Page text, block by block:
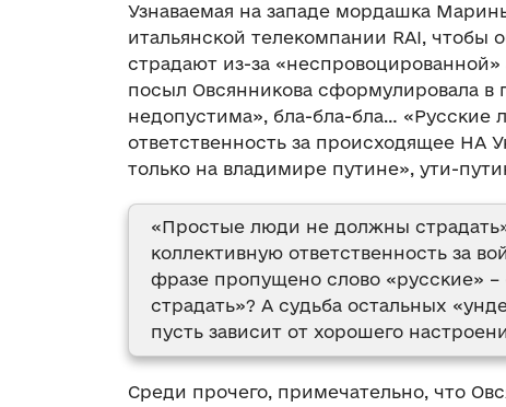
Узнаваемая на западе мордашка
итальянской телекомпании RAI, чтобы
страдают из-за
посыл Овсянникова сформулировала в
недопустима», бла-бла-бла…
ответственность за происходящее НА
только на владимире путине», ути-
«Простые люди не должны
коллективную ответственность за
фразе пропущено слово «русские»
страдать»? А судьба остальных
пусть зависит от хорошего
Среди прочего, примечательно, что